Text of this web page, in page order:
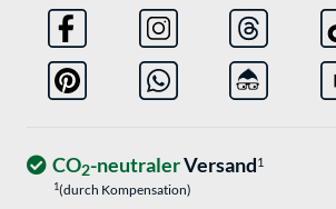
CO2-neutralerVersand1
1(durch Kompensation)